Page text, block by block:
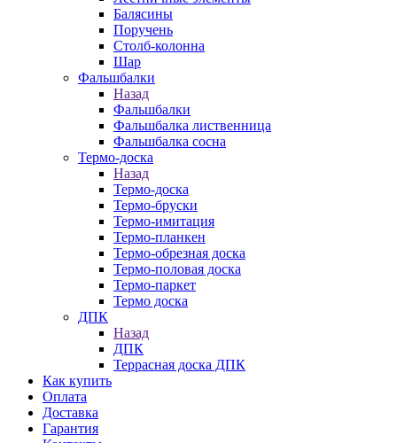
Балясины
Поручень
Столб-колонна
Шар
Фальшбалки
Назад
Фальшбалки
Фальшбалка лиственница
Фальшбалка сосна
Термо-доска
Назад
Термо-доска
Термо-бруски
Термо-имитация
Термо-планкен
Термо-обрезная доска
Термо-половая доска
Термо-паркет
Термо доска
ДПК
Назад
ДПК
Террасная доска ДПК
Как купить
Оплата
Доставка
Гарантия